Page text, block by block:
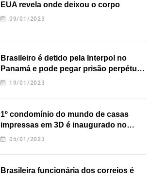
EUA revela onde deixou o corpo
09/01/2023
Brasileiro é detido pela Interpol no
Panamá e pode pegar prisão perpétua
nos EUA
19/01/2023
1º condomínio do mundo de casas
impressas em 3D é inaugurado no
Texas
05/01/2023
Brasileira funcionária dos correios é